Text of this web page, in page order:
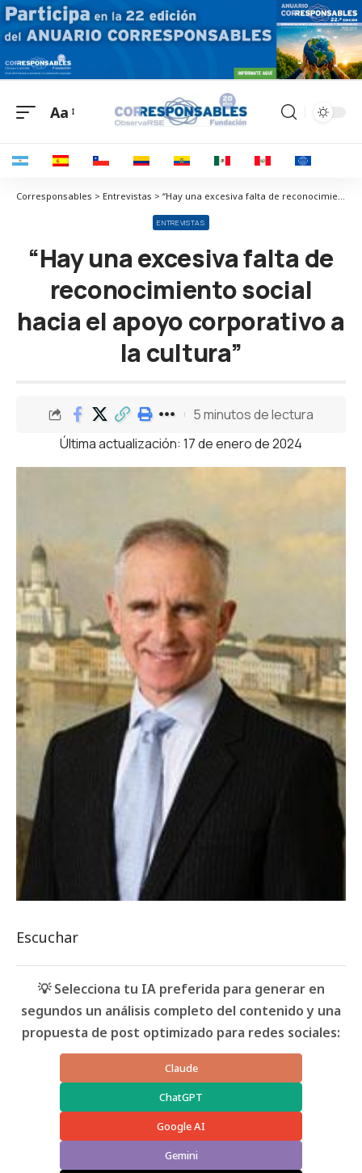
Aa
Corresponsables > Entrevistas > “Hay una excesiva falta de reconocimiento social hacia el apoyo corporativo a la cultura”
ENTREVISTAS
“Hay una excesiva falta de
reconocimiento social
hacia el apoyo corporativo a
la cultura”
Última actualización: 17 de enero de 2024
5 minutos de lectura
Escuchar
💡 Selecciona tu IA preferida para generar en
segundos un análisis completo del contenido y una
propuesta de post optimizado para redes sociales:
Claude
ChatGPT
Google AI
Gemini